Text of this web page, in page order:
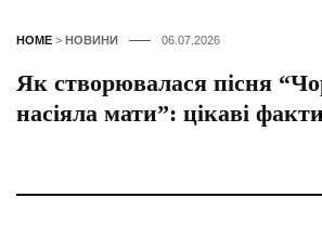
HOME > НОВИНИ 06.07.2026
Як створювалася пісня
насіяла мати”: цікаві факти